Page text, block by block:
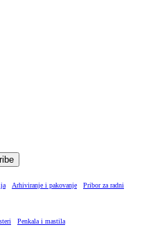
Arhiviranje i pakovanje
Pribor za radni
Penkala i mastila